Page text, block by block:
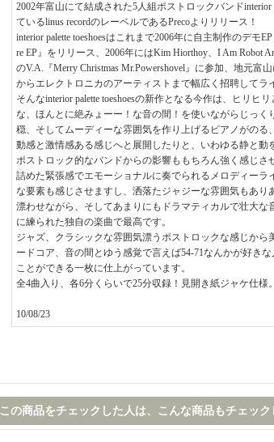
2002年富山にて結成された5人組ポストロックバンド
ているlinus recordのレーベルであるPrecoよりリリース！
interior palette toeshoesはこれまで2006年に自主制作のデモ
re EP』をリリース、2006年にはKim Hiorthoy、I Am Robot
のV.A.『Merry Christmas Mr.Powershovel』に参加、地元
からエレクトロニカのアーティストまで幅広く招聘してラ
そんなinterior palette toeshoesの新作となる今作は、ヒリ
な、ほんとに絶みょーー！な音の間！を使いながらじっ
穏、そしてムーディーな雰囲気を作り上げるピアノがの
動感と激情感ある感じへと展開したりと、いわゆる静と動
ポストロック的なバンドからの影響ももちろん強く感じ
詰めた緊張感でエモーショナルに奏でられるメロディー
な要素も感じさせますし、洒落たジャジーな雰囲気もあ
漂わせながら、そしてあまりにもドラマティカルで壮大
に練られた独自の楽曲で最高です。
ジャズ、クラシックな雰囲気漂うポストロックな感じか
ードコア、音の間とゆう感覚で言えば54-71なんかが好き
ことができる一枚に仕上がっています。
全4曲入り、各6分くらいで25分収録！見開き紙ジャケ仕様。
10/08/23
この商品をチェックした人は、こんな商品もチェッ